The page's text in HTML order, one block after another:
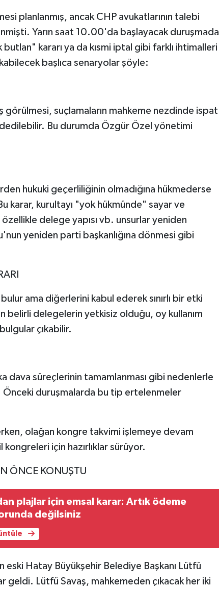
planlanmış, ancak CHP avukatlarının talebi
Yarın saat 10.00'da başlayacak duruşmada
kararı ya da kısmi iptal gibi farklı ihtimalleri
başlıca senaryolar şöyle:
görülmesi, suçlamaların mahkeme nezdinde ispat
Bu durumda Özgür Özel yönetimi
hukuki geçerliliğinin olmadığına hükmederse
karar, kurultayı "yok hükmünde" sayar ve
delege yapısı vb. unsurlar yeniden
yeniden parti başkanlığına dönmesi gibi
ama diğerlerini kabul ederek sınırlı bir etki
belirli delegelerin yetkisiz olduğu, oy kullanım
çıkabilir.
dava süreçlerinin tamamlanması gibi nedenlerle
duruşmalarda bu tip ertelenmeler
olağan kongre takvimi işlemeye devam
için hazırlıklar sürüyor.
ÖNCE KONUŞTU
plajlar için emsal karar: Artık ödeme
değilsiniz
eski Hatay Büyükşehir Belediye Başkanı Lütfü
geldi. Lütfü Savaş, mahkemeden çıkacak her iki